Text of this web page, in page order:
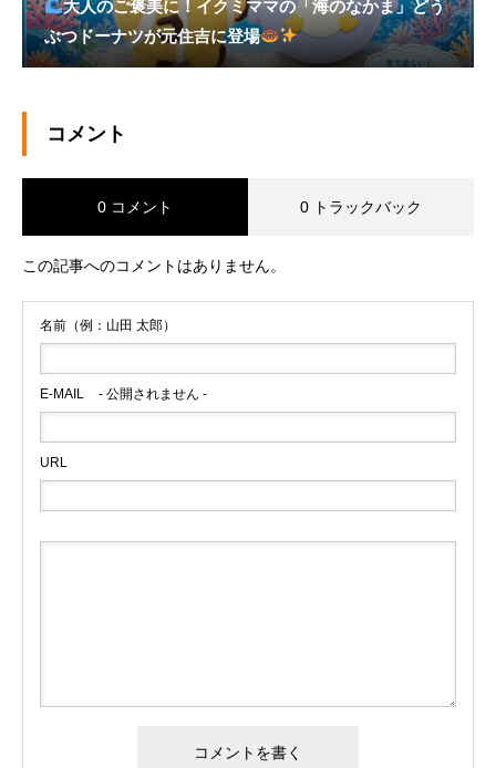
大人のご褒美に！イクミママの「海のなかま」どう
ぶつドーナツが元住吉に登場
コメント
0 コメント 0 トラックバック
この記事へのコメントはありません。
名前（例：山田 太郎）
E-MAIL - 公開されません -
URL